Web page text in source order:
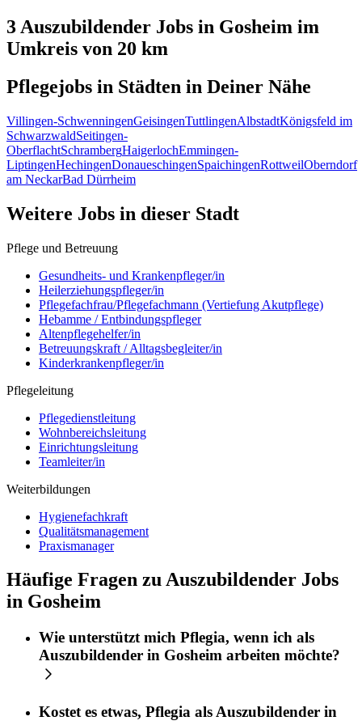
3 Auszubildender Jobs in Gosheim im
Umkreis von 20 km
Pflegejobs in Städten in Deiner Nähe
Villingen-SchwenningenGeisingenTuttlingenAlbstadtKönigsfeld im
SchwarzwaldSeitingen-
OberflachtSchrambergHaigerlochEmmingen-
LiptingenHechingenDonaueschingenSpaichingenRottweilOberndorf
am NeckarBad Dürrheim
Weitere Jobs in dieser Stadt
Pflege und Betreuung
Gesundheits- und Krankenpfleger/in
Heilerziehungspfleger/in
Pflegefachfrau/Pflegefachmann (Vertiefung Akutpflege)
Hebamme / Entbindungspfleger
Altenpflegehelfer/in
Betreuungskraft / Alltagsbegleiter/in
Kinderkrankenpfleger/in
Pflegeleitung
Pflegedienstleitung
Wohnbereichsleitung
Einrichtungsleitung
Teamleiter/in
Weiterbildungen
Hygienefachkraft
Qualitätsmanagement
Praxismanager
Häufige Fragen zu Auszubildender Jobs
in Gosheim
Wie unterstützt mich Pflegia, wenn ich als
Auszubildender in Gosheim arbeiten möchte?
Kostet es etwas, Pflegia als Auszubildender in